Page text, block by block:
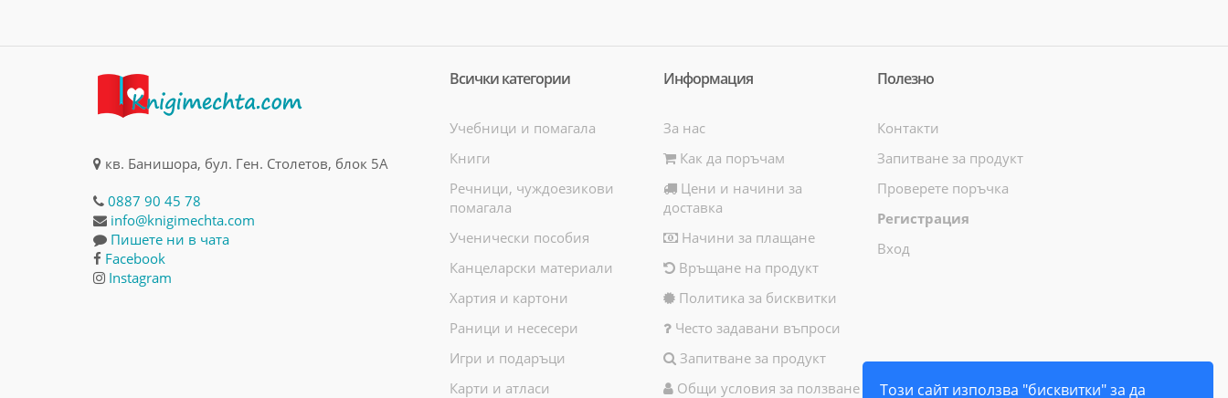
Този сайт използва "бисквитки" за да
кв. Банишора, бул. Ген. Столетов, блок 5А
0887 90 45 78
info@knigimechta.com
Пишете ни в чата
Facebook
Instagram
Всички категории
Учебници и помагала
Книги
Речници, чуждоезикови
помагала
Ученически пособия
Канцеларски материали
Хартия и картони
Раници и несесери
Игри и подаръци
Карти и атласи
Информация
За нас
Как да поръчам
Цени и начини за
доставка
Начини за плащане
Връщане на продукт
Политика за бисквитки
Често задавани въпроси
Запитване за продукт
Общи условия за ползване
Полезно
Контакти
Запитване за продукт
Проверете поръчка
Регистрация
Вход